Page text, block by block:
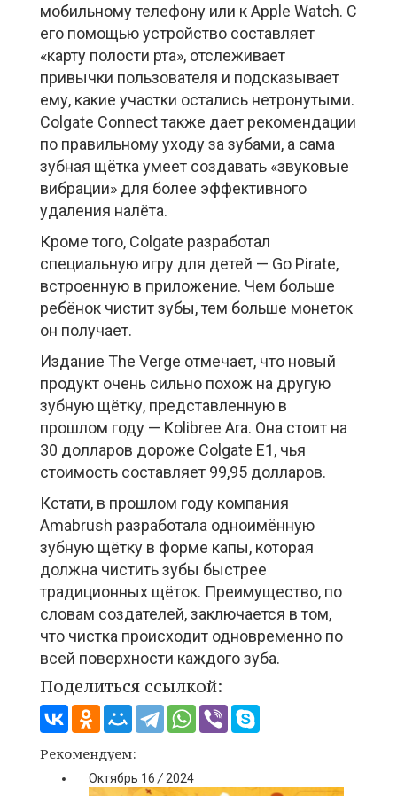
мобильному телефону или к Apple Watch. С
его помощью устройство составляет
«карту полости рта», отслеживает
привычки пользователя и подсказывает
ему, какие участки остались нетронутыми.
Colgate Connect также дает рекомендации
по правильному уходу за зубами, а сама
зубная щётка умеет создавать «звуковые
вибрации» для более эффективного
удаления налёта.
Кроме того, Colgate разработал
специальную игру для детей — Go Pirate,
встроенную в приложение. Чем больше
ребёнок чистит зубы, тем больше монеток
он получает.
Издание The Verge отмечает, что новый
продукт очень сильно похож на другую
зубную щётку, представленную в
прошлом году — Kolibree Ara. Она стоит на
30 долларов дороже Colgate E1, чья
стоимость составляет 99,95 долларов.
Кстати, в прошлом году компания
Amabrush разработала одноимённую
зубную щётку в форме капы, которая
должна чистить зубы быстрее
традиционных щёток. Преимущество, по
словам создателей, заключается в том,
что чистка происходит одновременно по
всей поверхности каждого зуба.
Поделиться ссылкой:
Рекомендуем:
Октябрь 16 / 2024